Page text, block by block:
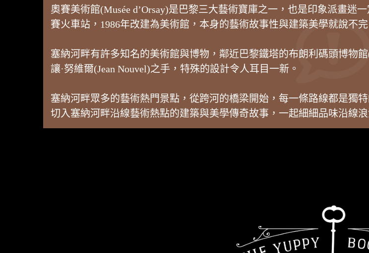
奧賽美術館(Musée d’Orsay)是巴黎三大藝術寶庫之一，也是印象派畫迷
賽火車站，1986年改建為美術館，本身的藝術故事性與建築美學就說不完
塞納河畔有許多知名的美術館與博物，鄰近巴黎鐵塔的布朗利碼頭博物
讓·努維爾(Jean Nouvel)之手，特殊的設計令人耳目一新。
塞納河畔眾多的藝術熱門景點，從跨河的橋梁開始，每一條路線都是獨
切入塞納河畔沿線藝術熱點的建築與美學傳奇故事，一起細細品味沿線